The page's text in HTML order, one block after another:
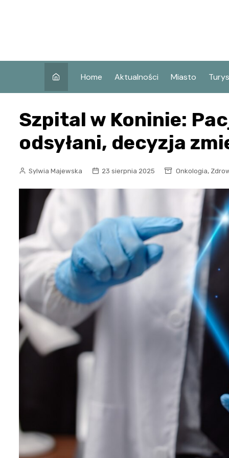
Home Aktualności Miasto
Szpital w Koninie:
odsyłani, decyzja
Sylwia Majewska 23 sierpnia 2025 Onkologia,